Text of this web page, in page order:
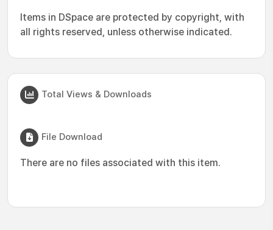
Items in DSpace are protected by copyright, with
all rights reserved, unless otherwise indicated.
Total Views & Downloads
File Download
There are no files associated with this item.